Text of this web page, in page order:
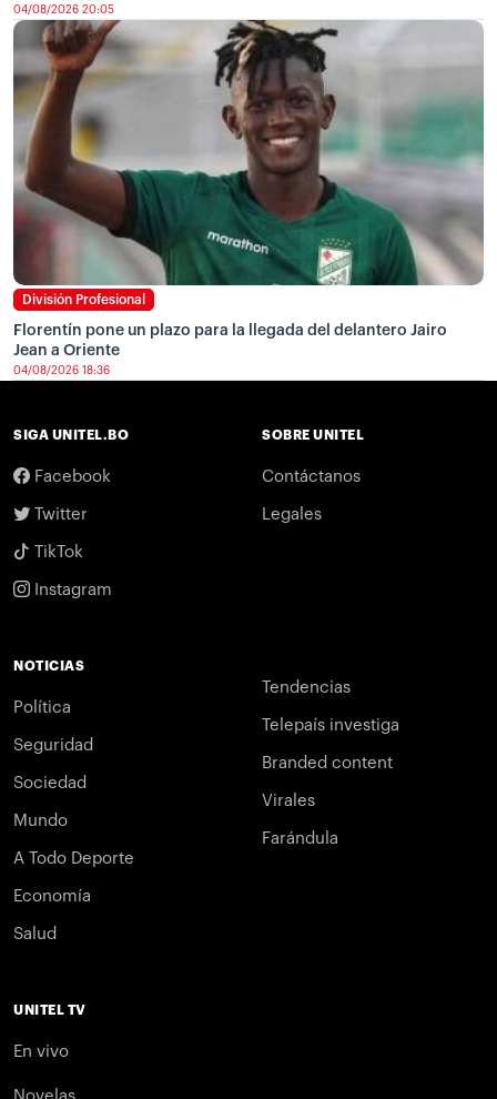
04/08/2026 20:05
División Profesional
Florentín pone un plazo para la llegada del delantero Jairo
Jean a Oriente
04/08/2026 18:36
SIGA UNITEL.BO
Facebook
Twitter
TikTok
Instagram
SOBRE UNITEL
Contáctanos
Legales
NOTICIAS
Política
Seguridad
Sociedad
Mundo
A Todo Deporte
Economía
Salud
Tendencias
Telepaís investiga
Branded content
Virales
Farándula
UNITEL TV
En vivo